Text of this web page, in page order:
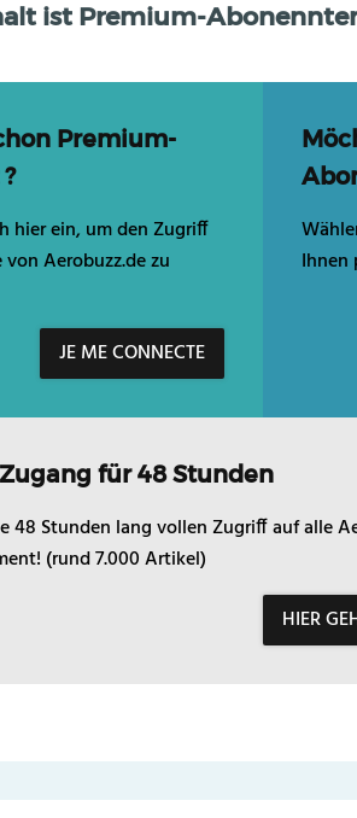
ist Premium-
Premium-
hier ein, um den Zugriff
Aerobuzz.de zu
JE ME CONNECTE
Ihnen
für 48 Stunden
48 Stunden lang vollen Zugriff auf alle
(rund 7.000 Artikel)
HIER